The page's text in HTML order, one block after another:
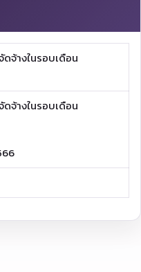
จ้างในรอบเดือน
จ้างในรอบเดือน